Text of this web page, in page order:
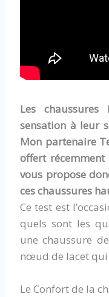
Les
sensation à leur
Mon partenaire
offert
vous propose
ces chaussures
Ce test est
quels sont les
une chaussure
nœud de lacet qui
Le Confort de la